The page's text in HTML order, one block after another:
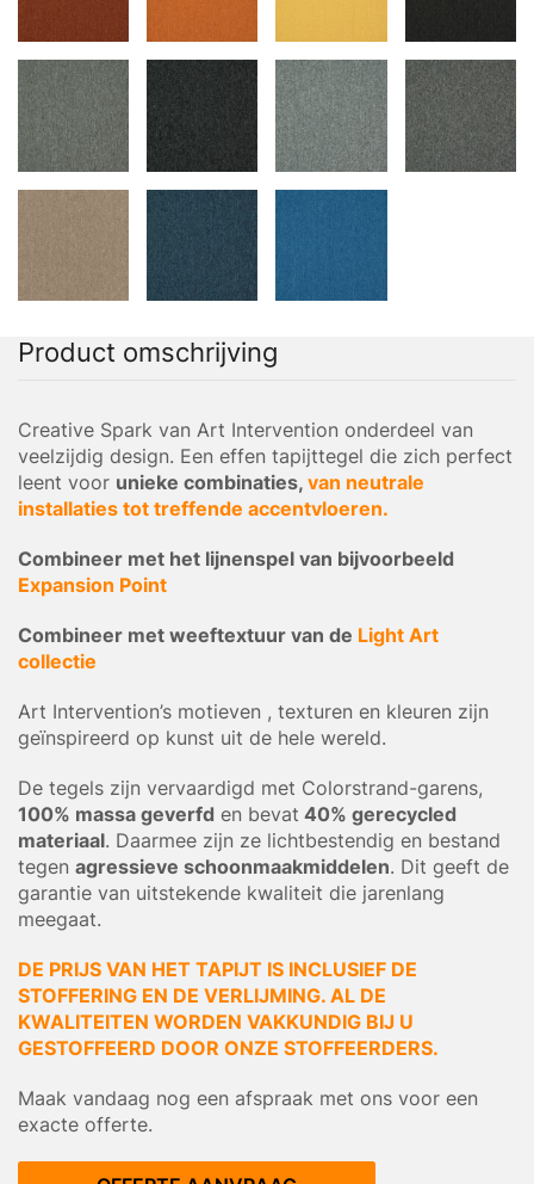
Product omschrijving
Creative Spark van Art Intervention onderdeel van
veelzijdig design. Een effen tapijttegel die zich perfect
leent voor unieke combinaties, van neutrale
installaties tot treffende accentvloeren.
Combineer met het lijnenspel van bijvoorbeeld
Expansion Point
Combineer met weeftextuur van de Light Art
collectie
Art Intervention’s motieven , texturen en kleuren zijn
geïnspireerd op kunst uit de hele wereld.
De tegels zijn vervaardigd met Colorstrand-garens,
100% massa geverfd en bevat 40% gerecycled
materiaal. Daarmee zijn ze lichtbestendig en bestand
tegen agressieve schoonmaakmiddelen. Dit geeft de
garantie van uitstekende kwaliteit die jarenlang
meegaat.
DE PRIJS VAN HET TAPIJT IS INCLUSIEF DE
STOFFERING EN DE VERLIJMING. AL DE
KWALITEITEN WORDEN VAKKUNDIG BIJ U
GESTOFFEERD DOOR ONZE STOFFEERDERS.
Maak vandaag nog een afspraak met ons voor een
exacte offerte.